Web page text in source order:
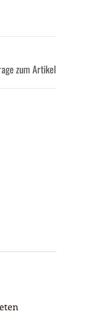
zum Artikel